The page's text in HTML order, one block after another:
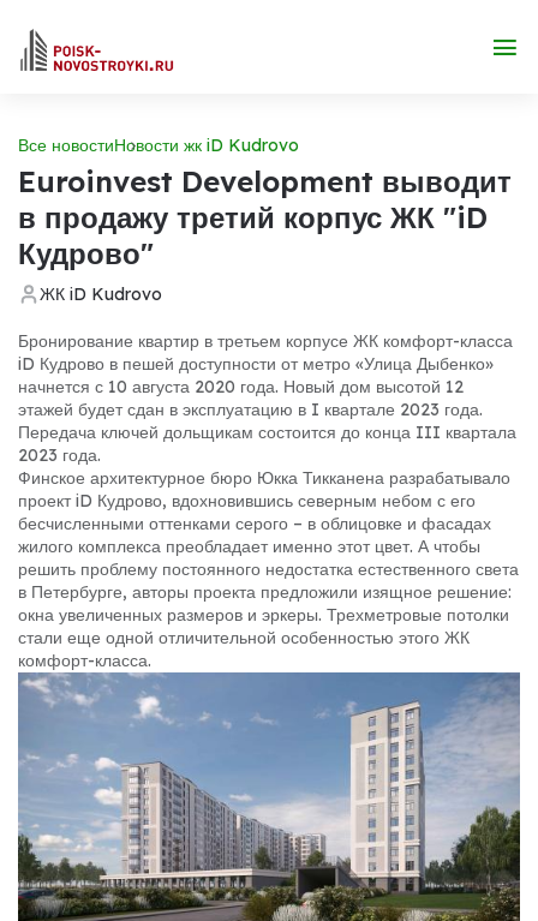
Все новостиНовости жк iD Kudrovo
Euroinvest Development выводит
в продажу третий корпус ЖК "iD
Кудрово"
ЖК iD Kudrovo
Бронирование квартир в третьем корпусе ЖК комфорт-класса
iD Кудрово в пешей доступности от метро «Улица Дыбенко»
начнется с 10 августа 2020 года. Новый дом высотой 12
этажей будет сдан в эксплуатацию в I квартале 2023 года.
Передача ключей дольщикам состоится до конца III квартала
2023 года.
Финское архитектурное бюро Юкка Тикканена разрабатывало
проект iD Кудрово, вдохновившись северным небом с его
бесчисленными оттенками серого – в облицовке и фасадах
жилого комплекса преобладает именно этот цвет. А чтобы
решить проблему постоянного недостатка естественного света
в Петербурге, авторы проекта предложили изящное решение:
окна увеличенных размеров и эркеры. Трехметровые потолки
стали еще одной отличительной особенностью этого ЖК
комфорт-класса.